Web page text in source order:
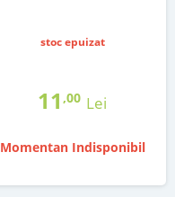
stoc epuizat
11 ,00 Lei
Momentan Indisponibil